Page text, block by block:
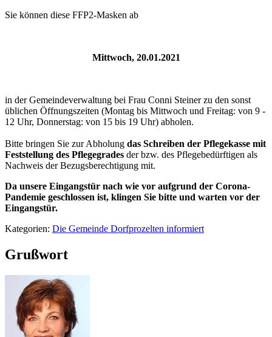
Sie können diese FFP2-Masken ab
Mittwoch, 20.01.2021
in der Gemeindeverwaltung bei Frau Conni Steiner zu den sonst
üblichen Öffnungszeiten (Montag bis Mittwoch und Freitag: von 9 -
12 Uhr, Donnerstag: von 15 bis 19 Uhr) abholen.
Bitte bringen Sie zur Abholung das Schreiben der Pflegekasse mit
Feststellung des Pflegegrades der bzw. des Pflegebedürftigen als
Nachweis der Bezugsberechtigung mit.
Da unsere Eingangstür nach wie vor aufgrund der Corona-
Pandemie geschlossen ist, klingen Sie bitte und warten vor der
Eingangstür.
Kategorien: Die Gemeinde Dorfprozelten informiert
Grußwort